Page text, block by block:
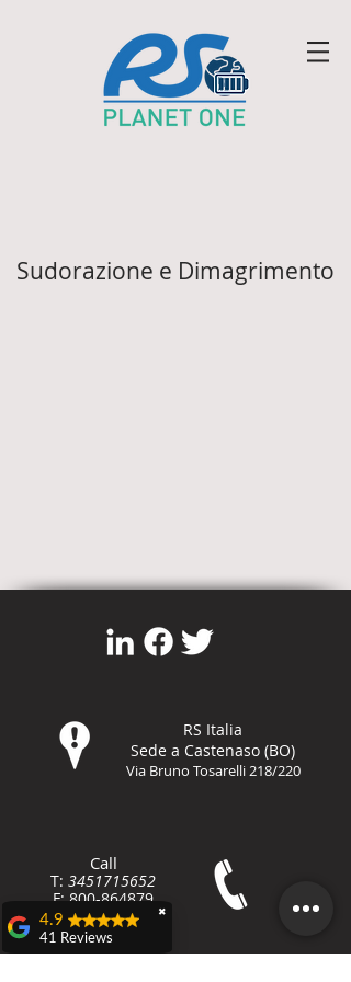
Sudorazione e Dimagrimento
RS Italia
Sede a Castenaso (BO)
Via Bruno Tosarelli 218/220
Call
T: 3451715652
F: 800-864879
✖
4.9
41 Reviews